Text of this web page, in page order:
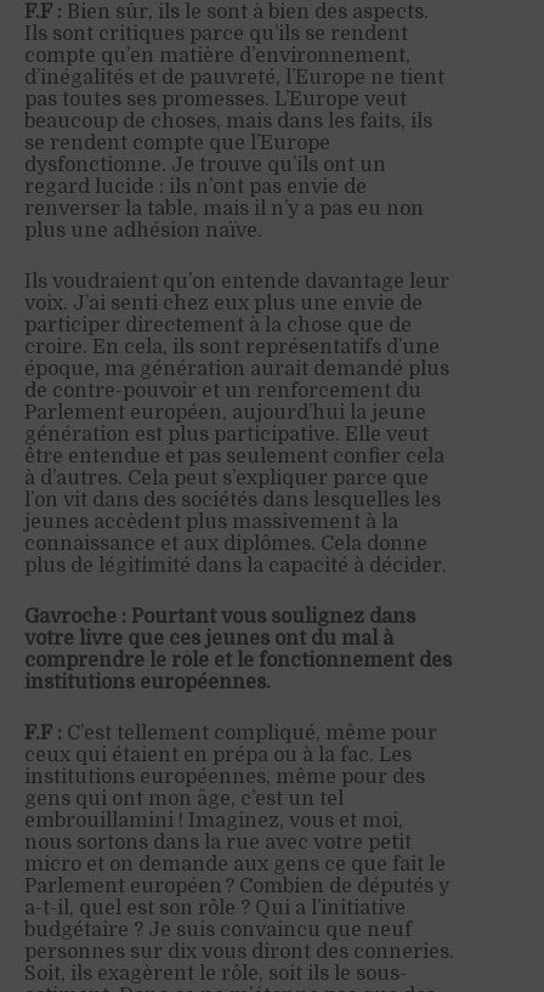
F.F : Bien sûr, ils le sont à bien des aspects.
Ils sont critiques parce qu’ils se rendent
compte qu’en matière d’environnement,
d’inégalités et de pauvreté, l’Europe ne tient
pas toutes ses promesses. L’Europe veut
beaucoup de choses, mais dans les faits, ils
se rendent compte que l’Europe
dysfonctionne. Je trouve qu’ils ont un
regard lucide : ils n’ont pas envie de
renverser la table, mais il n’y a pas eu non
plus une adhésion naïve.
Ils voudraient qu’on entende davantage leur
voix. J’ai senti chez eux plus une envie de
participer directement à la chose que de
croire. En cela, ils sont représentatifs d’une
époque, ma génération aurait demandé plus
de contre-pouvoir et un renforcement du
Parlement européen, aujourd’hui la jeune
génération est plus participative. Elle veut
être entendue et pas seulement confier cela
à d’autres. Cela peut s’expliquer parce que
l’on vit dans des sociétés dans lesquelles les
jeunes accèdent plus massivement à la
connaissance et aux diplômes. Cela donne
plus de légitimité dans la capacité à décider.
Gavroche : Pourtant vous soulignez dans
votre livre que ces jeunes ont du mal à
comprendre le rôle et le fonctionnement des
institutions européennes.
F.F : C’est tellement compliqué, même pour
ceux qui étaient en prépa ou à la fac. Les
institutions européennes, même pour des
gens qui ont mon âge, c’est un tel
embrouillamini ! Imaginez, vous et moi,
nous sortons dans la rue avec votre petit
micro et on demande aux gens ce que fait le
Parlement européen ? Combien de députés y
a-t-il, quel est son rôle ? Qui a l’initiative
budgétaire ? Je suis convaincu que neuf
personnes sur dix vous diront des conneries.
Soit, ils exagèrent le rôle, soit ils le sous-